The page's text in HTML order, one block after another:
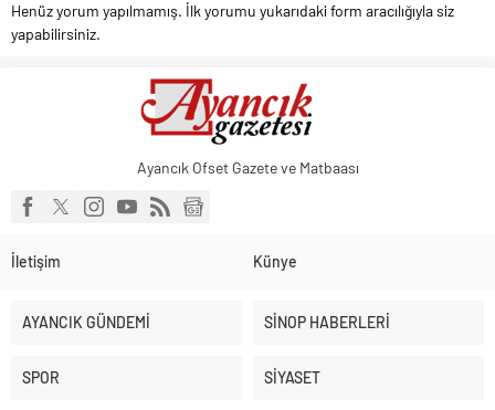
Henüz yorum yapılmamış. İlk yorumu yukarıdaki form aracılığıyla siz
yapabilirsiniz.
Ayancık Ofset Gazete ve Matbaası
İletişim Künye
AYANCIK GÜNDEMİ SİNOP HABERLERİ
SPOR SİYASET